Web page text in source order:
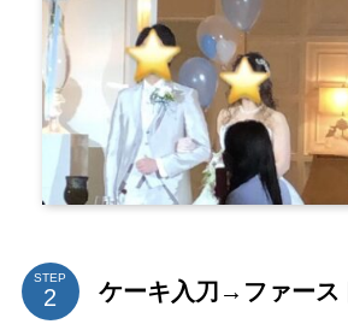
STEP ケーキ入刀→ファース